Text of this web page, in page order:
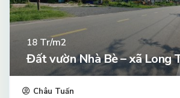
18 Tr/m2
Đất vườn Nhà Bè – xã Long
Châu Tuấn